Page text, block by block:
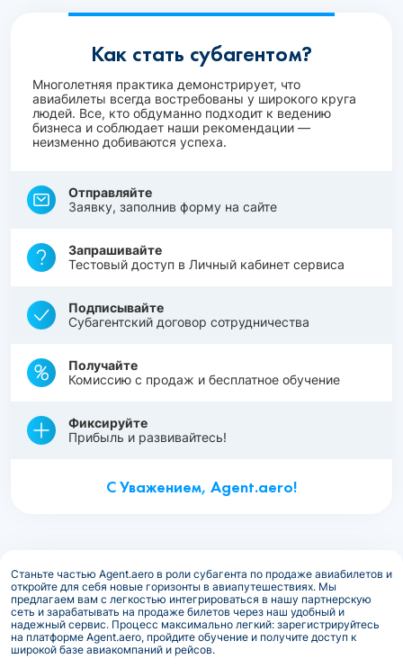
Как стать субагентом?
Многолетняя практика демонстрирует, что
авиабилеты всегда востребованы у широкого круга
людей. Все, кто обдуманно подходит к ведению
бизнеса и соблюдает наши рекомендации —
неизменно добиваются успеха.
Отправляйте
Заявку, заполнив форму на сайте
Запрашивайте
Тестовый доступ в Личный кабинет сервиса
Подписывайте
Субагентский договор сотрудничества
Получайте
Комиссию с продаж и бесплатное обучение
Фиксируйте
Прибыль и развивайтесь!
С Уважением, Agent.aero!
Станьте частью Agent.aero в роли субагента по продаже авиабилетов и
откройте для себя новые горизонты в авиапутешествиях. Мы
предлагаем вам с легкостью интегрироваться в нашу партнерскую
сеть и зарабатывать на продаже билетов через наш удобный и
надежный сервис. Процесс максимально легкий: зарегистрируйтесь
на платформе Agent.aero, пройдите обучение и получите доступ к
широкой базе авиакомпаний и рейсов.